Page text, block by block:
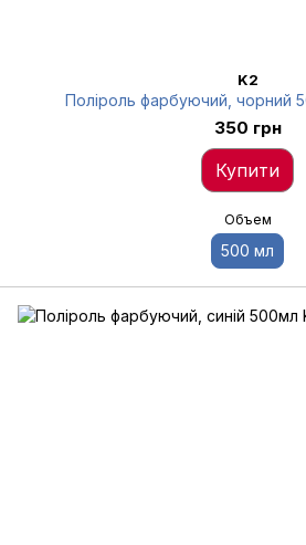
K2
Поліроль фарбуючий, чорний
350 грн
Купити
Объем
500 мл